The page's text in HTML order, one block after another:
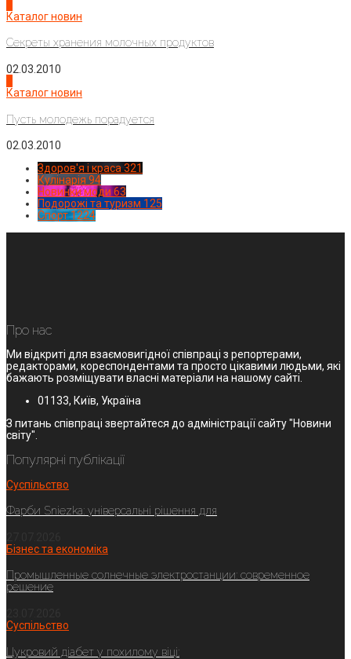
Каталог новин
Секреты хранения молочных продуктов
02.03.2010
Каталог новин
Пусть молодежь порадуется
02.03.2010
Здоров'я і краса 321
Кулінарія 94
Новинки моди 63
Подорожі та туризм 125
Спорт1224
Про нас
Ми відкриті для взаємовигідної співпраці з репортерами,
редакторами, кореспондентами та просто цікавими людьми, які
бажають розміщувати власні матеріали на нашому сайті.
01133, Київ, Україна
З питань співпраці звертайтеся до адміністрації сайту "Новини
світу".
Популярні публікації
Суспільство
Фарби Sniezka: універсальні рішення для
Бізнес та економіка
Промышленные солнечные электростанции: современное
решение
Суспільство
Цукровий діабет у похилому віці: